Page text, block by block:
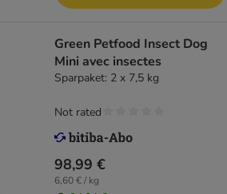
Green Petfood Insect Dog
Mini avec insectes
Sparpaket: 2 x 7,5 kg
98,99 €
6,60 € / kg
Not rated